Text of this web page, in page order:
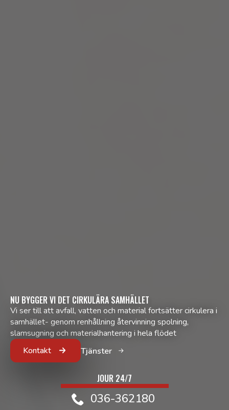
NU BYGGER VI DET CIRKULÄRA SAMHÄLLET
Vi ser till att avfall, vatten och material fortsätter cirkulera i
samhället- genom renhållning återvinning spolning,
slamsugning och materialhantering i hela flödet
Kontakt
Tjänster
JOUR 24/7
036-362180